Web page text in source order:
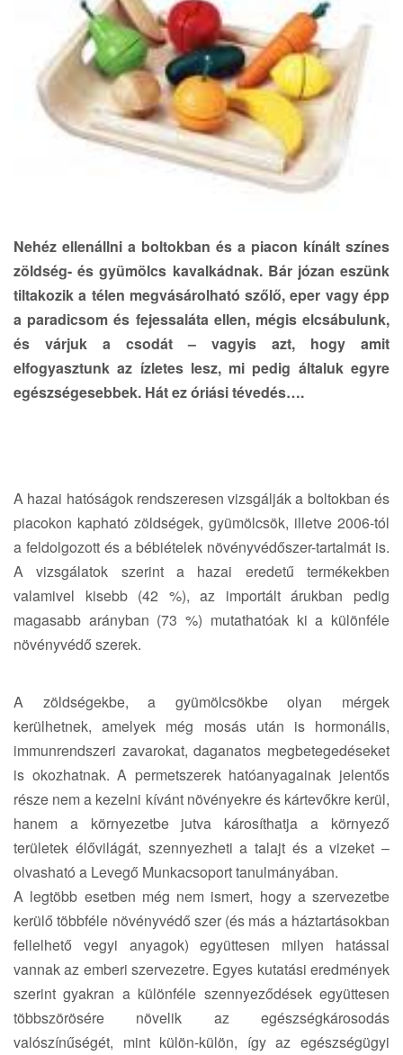
Nehéz ellenállni a boltokban és a piacon kínált színes
zöldség- és gyümölcs kavalkádnak. Bár józan eszünk
tiltakozik a télen megvásárolható szőlő, eper vagy épp
a paradicsom és fejessaláta ellen, mégis elcsábulunk,
és várjuk a csodát – vagyis azt, hogy amit
elfogyasztunk az ízletes lesz, mi pedig általuk egyre
egészségesebbek. Hát ez óriási tévedés….
A hazai hatóságok rendszeresen vizsgálják a boltokban és
piacokon kapható zöldségek, gyümölcsök, illetve 2006-tól
a feldolgozott és a bébiételek növényvédőszer-tartalmát is.
A vizsgálatok szerint a hazai eredetű termékekben
valamivel kisebb (42 %), az importált árukban pedig
magasabb arányban (73 %) mutathatóak ki a különféle
növényvédő szerek.
A zöldségekbe, a gyümölcsökbe olyan mérgek
kerülhetnek, amelyek még mosás után is hormonális,
immunrendszeri zavarokat, daganatos megbetegedéseket
is okozhatnak. A permetszerek hatóanyagainak jelentős
része nem a kezelni kívánt növényekre és kártevőkre kerül,
hanem a környezetbe jutva károsíthatja a környező
területek élővilágát, szennyezheti a talajt és a vizeket –
olvasható a Levegő Munkacsoport tanulmányában.
A legtöbb esetben még nem ismert, hogy a szervezetbe
kerülő többféle növényvédő szer (és más a háztartásokban
fellelhető vegyi anyagok) együttesen milyen hatással
vannak az emberi szervezetre. Egyes kutatási eredmények
szerint gyakran a különféle szennyeződések együttesen
többszörösére növelik az egészségkárosodás
valószínűségét, mint külön-külön, így az egészségügyi